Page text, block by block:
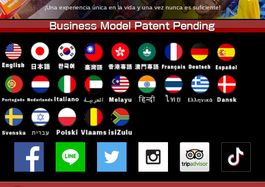
Okinawa
¡Una experiencia única en la vida y una vez nunca es suficiente!